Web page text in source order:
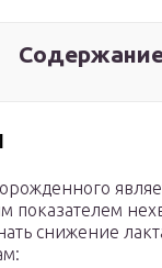
снижение